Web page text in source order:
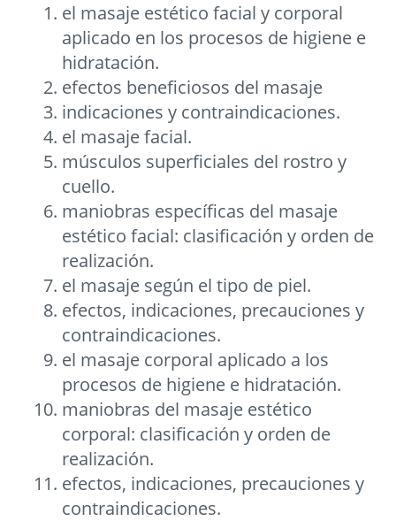
el masaje estético facial y corporal
aplicado en los procesos de higiene e
hidratación.
efectos beneficiosos del masaje
indicaciones y contraindicaciones.
el masaje facial.
músculos superficiales del rostro y
cuello.
maniobras específicas del masaje
estético facial: clasificación y orden de
realización.
el masaje según el tipo de piel.
efectos, indicaciones, precauciones y
contraindicaciones.
el masaje corporal aplicado a los
procesos de higiene e hidratación.
maniobras del masaje estético
corporal: clasificación y orden de
realización.
efectos, indicaciones, precauciones y
contraindicaciones.